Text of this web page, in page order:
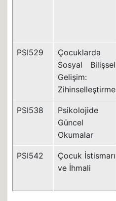
PSI529
Çocuklarda
Sosyal Bilişsel
Gelişim:
Zihinselleştirme
PSI538
Psikolojide
Güncel
Okumalar
PSI542
Çocuk İstismarı
ve İhmali